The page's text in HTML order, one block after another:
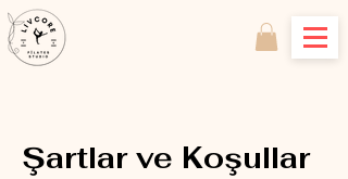
Şartlar ve Koşullar